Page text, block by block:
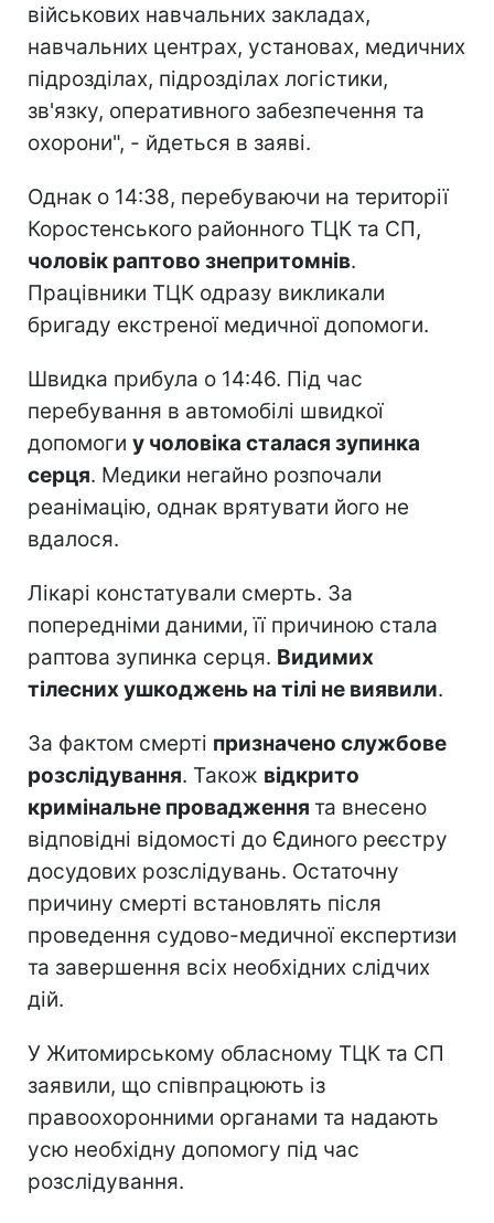
військових навчальних закладах,
навчальних центрах, установах, медичних
підрозділах, підрозділах логістики,
зв'язку, оперативного забезпечення та
охорони", - йдеться в заяві.
Однак о 14:38, перебуваючи на території
Коростенського районного ТЦК та СП,
чоловік раптово знепритомнів.
Працівники ТЦК одразу викликали
бригаду екстреної медичної допомоги.
Швидка прибула о 14:46. Під час
перебування в автомобілі швидкої
допомоги у чоловіка сталася зупинка
серця. Медики негайно розпочали
реанімацію, однак врятувати його не
вдалося.
Лікарі констатували смерть. За
попередніми даними, її причиною стала
раптова зупинка серця. Видимих
тілесних ушкоджень на тілі не виявили.
За фактом смерті призначено службове
розслідування. Також відкрито
кримінальне провадження та внесено
відповідні відомості до Єдиного реєстру
досудових розслідувань. Остаточну
причину смерті встановлять після
проведення судово-медичної експертизи
та завершення всіх необхідних слідчих
дій.
У Житомирському обласному ТЦК та СП
заявили, що співпрацюють із
правоохоронними органами та надають
усю необхідну допомогу під час
розслідування.